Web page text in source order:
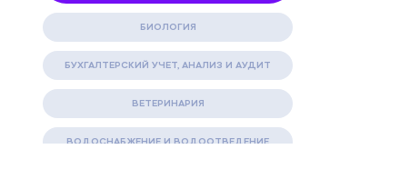
БИОЛОГИЯ
БУХГАЛТЕРСКИЙ УЧЕТ, АНАЛИЗ И АУДИТ
ВЕТЕРИНАРИЯ
ВОДОСНАБЖЕНИЕ И ВОДООТВЕДЕНИЕ